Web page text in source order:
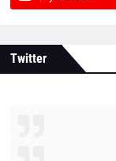
Twitter